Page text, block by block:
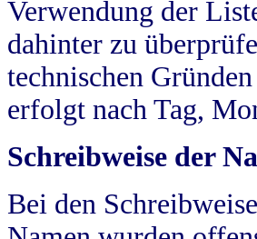
Verwendung der
dahinter zu
technischen
erfolgt nach Tag,
Schreibweise der
Bei den